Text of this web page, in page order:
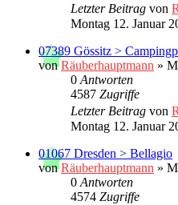
Letzter Beitrag von
Montag 12. Januar
07389 Gössitz >
vonRäuberhauptmann »
0 Antworten
4587 Zugriffe
Letzter Beitrag von
Montag 12. Januar
01067 Dresden > Bellagio
vonRäuberhauptmann »
0 Antworten
4574 Zugriffe